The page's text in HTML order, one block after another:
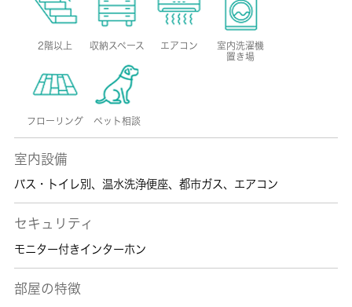
2階以上 収納スペース エアコン
室内洗濯機
置き場
フローリング ペット相談
室内設備
バス・トイレ別 、 温水洗浄便座、 都市ガス、 エアコン
セキュリティ
モニター付きインターホン
部屋の特徴